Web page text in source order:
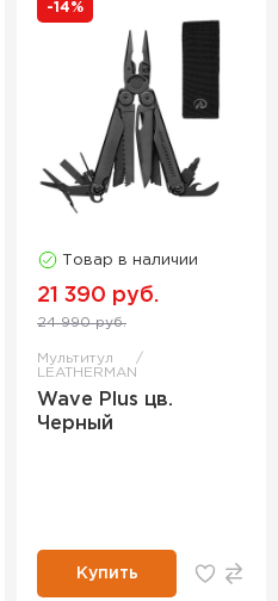
-14%
Товар в наличии
21 390 руб.
24 990 руб.
Мультитул
LEATHERMAN
Wave Plus цв.
Черный
Купить